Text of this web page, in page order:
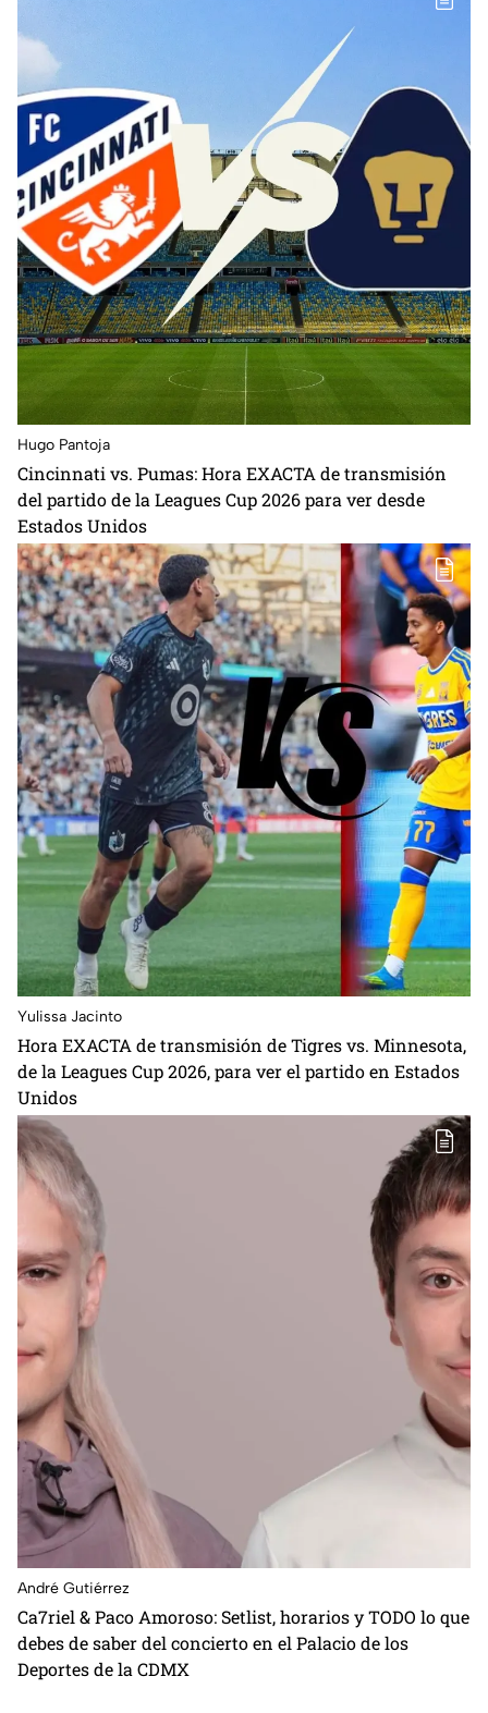
Hugo Pantoja
Cincinnati vs. Pumas: Hora EXACTA de transmisión
del partido de la Leagues Cup 2026 para ver desde
Estados Unidos
Yulissa Jacinto
Hora EXACTA de transmisión de Tigres vs. Minnesota,
de la Leagues Cup 2026, para ver el partido en Estados
Unidos
André Gutiérrez
Ca7riel & Paco Amoroso: Setlist, horarios y TODO lo que
debes de saber del concierto en el Palacio de los
Deportes de la CDMX